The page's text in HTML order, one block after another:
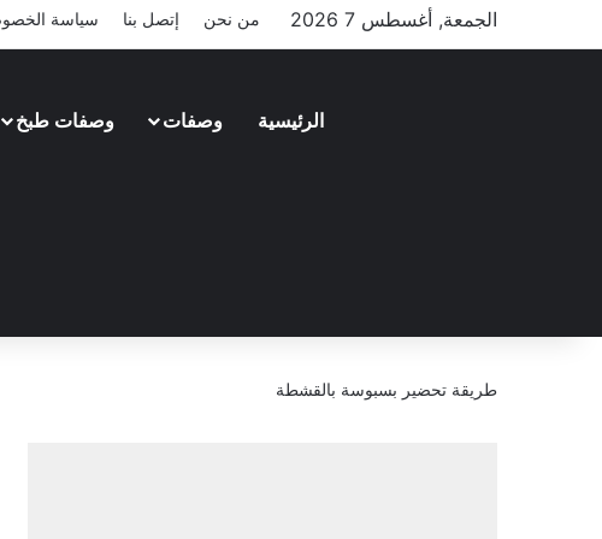
الجمعة, أغسطس 7 2026 من نحن إتصل بنا سياسة
الرئيسية وصفات وصفات طبخ
طريقة تحضير بسبوسة بالقشطة